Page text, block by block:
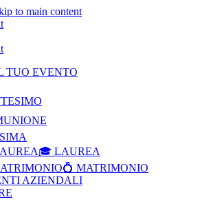
to main content
TUO EVENTO
🎓 LAUREA
💍 MATRIMONIO
AZIENDALI